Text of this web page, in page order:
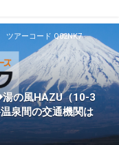
ツアーコード Q02NK7
の風HAZU（10-3
泉間の交通機関は